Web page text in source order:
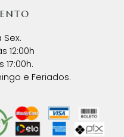
Sex.
12:00h
17:00h.
e Feriados.